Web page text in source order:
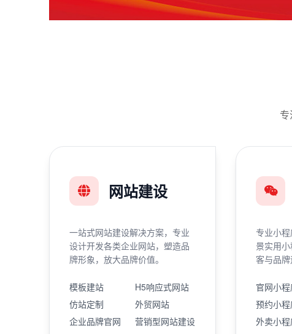
网站建设
一站式网站建设解决方案，专业
设计开发各类企业网站，塑造品
牌形象，放大品牌价值。
模板建站
H5响应式网站
仿站定制
外贸网站
企业品牌官网
营销型网站建设
专业小
景实用
客与品牌
官网小
预约小
外卖小